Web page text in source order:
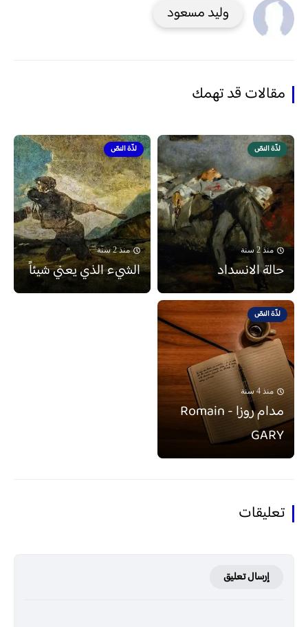
وليد مسعود
مقالات قد تهمك
لذّة النصّ
منذ 2 سنة
حالة الانسداد
لذّة النصّ
منذ 2 سنة
الشيء الذي يعني شيئاً
لذّة النصّ
منذ 4 سنة
مدام روزا - Romain
GARY
تعليقات
إرسال تعليق